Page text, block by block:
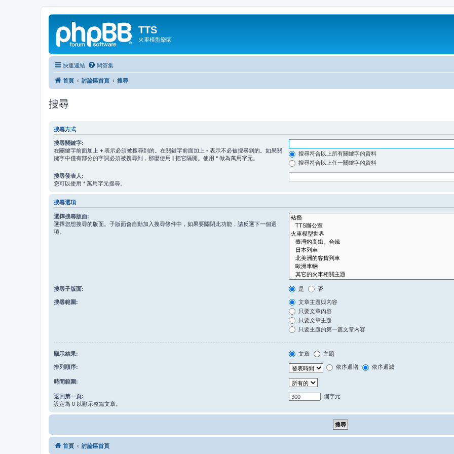
TTS
火車模型樂園
快速連結 問答集
首頁 討論區首頁 搜尋
搜尋
搜尋方式
搜尋關鍵字:
在關鍵字前面加上 + 表示必須被搜尋到的。在關鍵字前面加上 - 表示不必被搜尋到的。如果關
鍵字中僅有部分的字詞必須被搜尋到，那麼使用 | 把它隔開。使用 * 做為萬用字元。
搜尋符合以上所有關鍵字的資料
搜尋符合以上任一關鍵字的資料
搜尋發表人:
您可以使用 * 萬用字元搜尋。
搜尋選項
選擇搜尋版面:
選擇您想搜尋的版面。子版面會自動加入搜尋條件中，如果要關閉此功能，請反選下一個選
項。
搜尋子版面: 是 否
搜尋範圍:
文章主題與內容
只要文章內容
只要文章主題
只要主題的第一篇文章內容
顯示結果: 文章 主題
排列順序: 依序遞增 依序遞減
時間範圍:
返回第一頁:
設定為 0 以顯示整篇文章。
個字元
首頁 討論區首頁